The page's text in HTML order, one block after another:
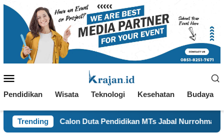
Loncat
Mobile
Pendidikan Wisata Teknologi Kesehatan Budaya
Trending
Pendidikan MTs Jabal Nurrohman Dibekali Materi Bahasa